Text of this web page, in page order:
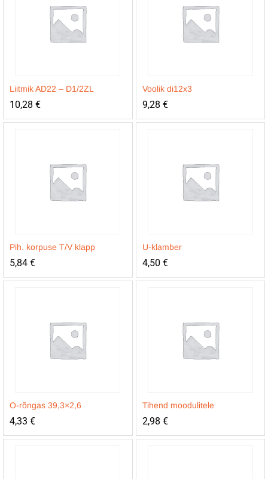
Liitmik AD22 – D1/2ZL
10,28 €
Voolik di12x3
9,28 €
Pih. korpuse T/V klapp
5,84 €
U-klamber
4,50 €
O-rõngas 39,3×2,6
4,33 €
Tihend moodulitele
2,98 €